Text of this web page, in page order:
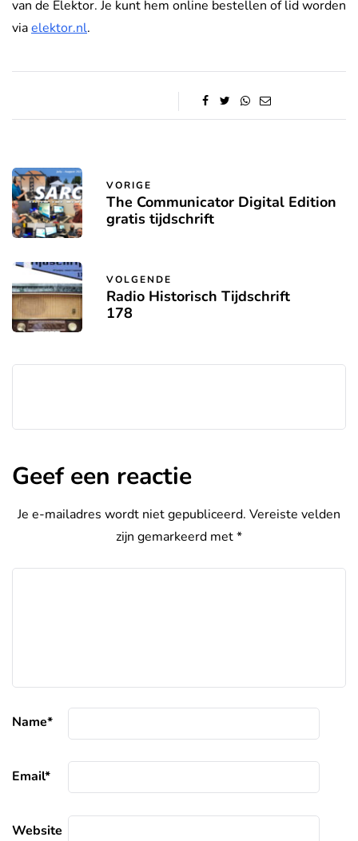
van de Elektor. Je kunt hem online bestellen of lid worden
viaelektor.nl.
VORIGE
The Communicator Digital Edition
gratis tijdschrift
VOLGENDE
Radio Historisch Tijdschrift
178
Geef een reactie
Je e-mailadres wordt niet gepubliceerd. Vereiste velden
zijn gemarkeerd met*
Name*
Email*
Website